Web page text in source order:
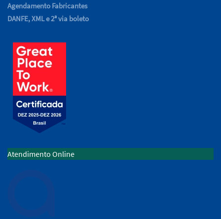
Agendamento Fabricantes
DANFE, XML e 2ª via boleto
Atendimento Online